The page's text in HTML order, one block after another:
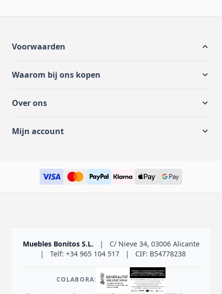
Voorwaarden
Waarom bij ons kopen
Over ons
Mijn account
Muebles Bonitos S.L. |
C/ Nieve 34, 03006 Alicante
|
Telf: +34 965 104 517 | CIF: B54778238
COLABORA: